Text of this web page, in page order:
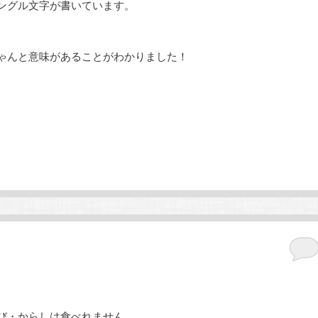
ル文字が書いています。
と意味があることがわかりました！